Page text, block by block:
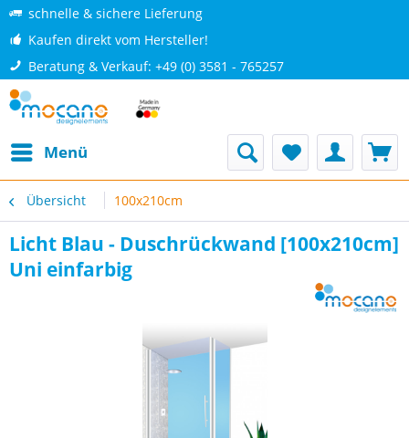
schnelle & sichere Lieferung
Kaufen direkt vom Hersteller!
Beratung & Verkauf: +49 (0) 3581 - 765257
Menü
Übersicht 100x210cm
Licht Blau - Duschrückwand [100x210cm]
Uni einfarbig